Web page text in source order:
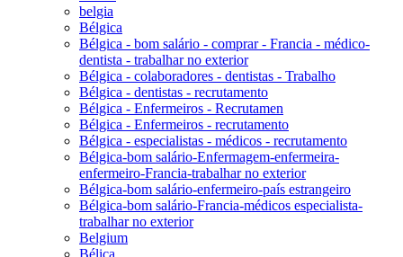
belgia
Bélgica
Bélgica - bom salário - comprar - Francia - médico-
dentista - trabalhar no exterior
Bélgica - colaboradores - dentistas - Trabalho
Bélgica - dentistas - recrutamento
Bélgica - Enfermeiros - Recrutamen
Bélgica - Enfermeiros - recrutamento
Bélgica - especialistas - médicos - recrutamento
Bélgica-bom salário-Enfermagem-enfermeira-
enfermeiro-Francia-trabalhar no exterior
Bélgica-bom salário-enfermeiro-país estrangeiro
Bélgica-bom salário-Francia-médicos especialista-
trabalhar no exterior
Belgium
Bélica